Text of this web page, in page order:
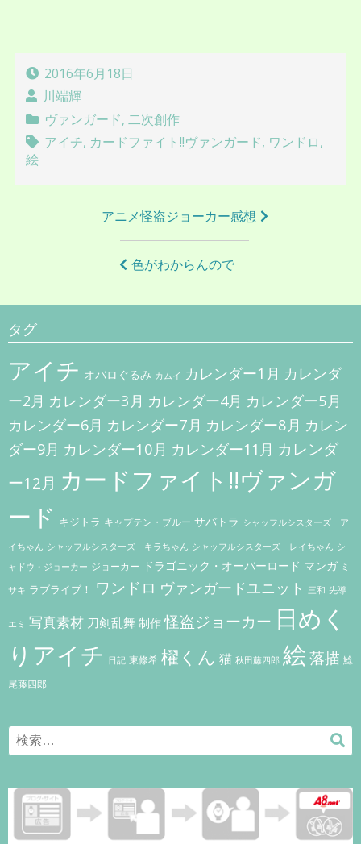
2016年6月18日
川端輝
ヴァンガード, 二次創作
アイチ, カードファイト!!ヴァンガード, ワンドロ,
絵
ゲ
ー
シ
ョ
ン
アニメ怪盗ジョーカー感想
色がわからんので
タグ
アイチ オバロぐるみ カムイ カレンダー1月 カレンダ
ー2月 カレンダー3月 カレンダー4月 カレンダー5月
カレンダー6月 カレンダー7月 カレンダー8月 カレン
ダー9月 カレンダー10月 カレンダー11月 カレンダ
ー12月 カードファイト!!ヴァンガ
ード キジトラ キャプテン・ブルー サバトラ シャッフルシスターズ ア
イちゃん シャッフルシスターズ キラちゃん シャッフルシスターズ レイちゃん シ
ャドウ・ジョーカー ジョーカー ドラゴニック・オーバーロード マンガ ミ
サキ ラブライブ！ ワンドロ ヴァンガードユニット 三和 先導
エミ 写真素材 刀剣乱舞 制作 怪盗ジョーカー 日めく
りアイチ 日記 東條希 櫂くん 猫 秋田藤四郎 絵落描 鯰
尾藤四郎
Search
for:
検